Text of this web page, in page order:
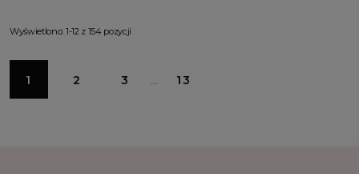
Wyświetlono: 1-12 z 154 pozycji
1 2 3 … 13